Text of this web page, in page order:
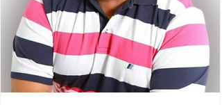
moradores a refletir, sobretudo em quem e